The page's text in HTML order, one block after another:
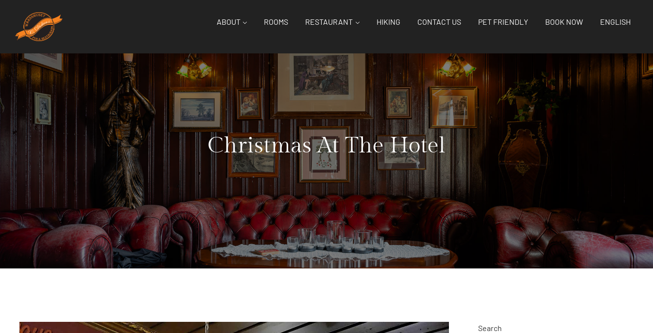
ABOUT ROOMS RESTAURANT HIKING CONTACT US PET FRIENDLY BOOK NOW ENGLISH
Christmas At The Hotel
Home News Christmas At The Hotel
Search